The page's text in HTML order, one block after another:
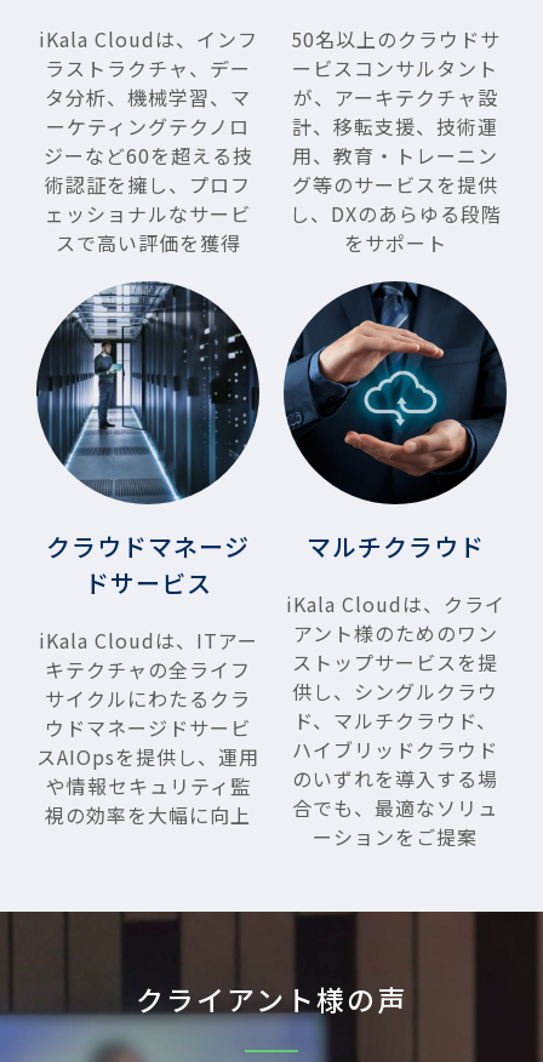
iKala Cloudは、インフ
ラストラクチャ、デー
タ分析、機械学習、マ
ーケティングテクノロ
ジーなど60を超える技
術認証を擁し、プロフ
ェッショナルなサービ
スで高い評価を獲得
50名以上のクラウドサ
ービスコンサルタント
が、アーキテクチャ設
計、移転支援、技術運
用、教育・トレーニン
グ等のサービスを提供
し、DXのあらゆる段階
をサポート
クラウドマネージ
ドサービス
iKala Cloudは、ITアー
キテクチャの全ライフ
サイクルにわたるクラ
ウドマネージドサービ
スAIOpsを提供し、運用
や情報セキュリティ監
視の効率を大幅に向上
マルチクラウド
iKala Cloudは、クライ
アント様のためのワン
ストップサービスを提
供し、シングルクラウ
ド、マルチクラウド、
ハイブリッドクラウド
のいずれを導入する場
合でも、最適なソリュ
ーションをご提案
クライアント様の声